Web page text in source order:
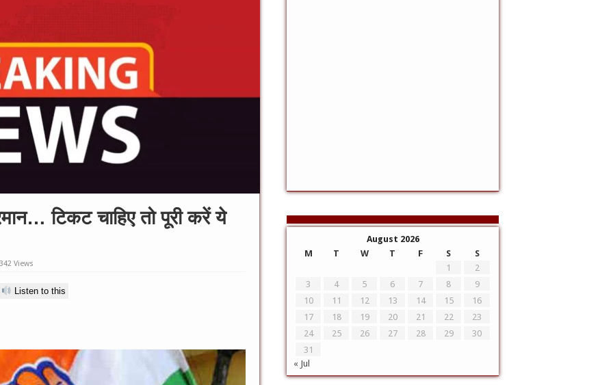
टिकट चाहिए तो पूरी करें ये
342 Views
Listen to this
August 2026
M
T W T F S
S
1
2
3
4 5 6 7 8
9
10
11 12 13 14 15
16
17
18 19 20 21 22
23
24
25 26 27 28 29
30
31
« Jul